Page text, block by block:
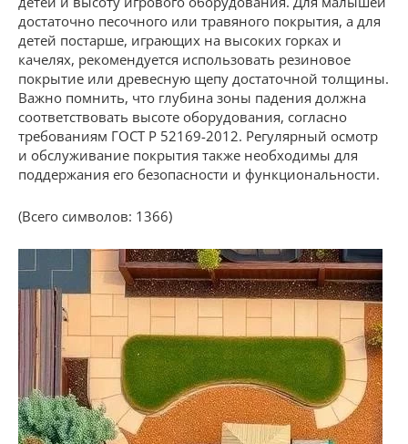
достаточно песочного или травяного покрытия, а для
детей постарше, играющих на высоких горках и
качелях, рекомендуется использовать резиновое
покрытие или древесную щепу достаточной толщины.
Важно помнить, что глубина зоны падения должна
соответствовать высоте оборудования, согласно
требованиям ГОСТ Р 52169-2012. Регулярный осмотр
и обслуживание покрытия также необходимы для
поддержания его безопасности и функциональности.
(Всего символов: 1366)